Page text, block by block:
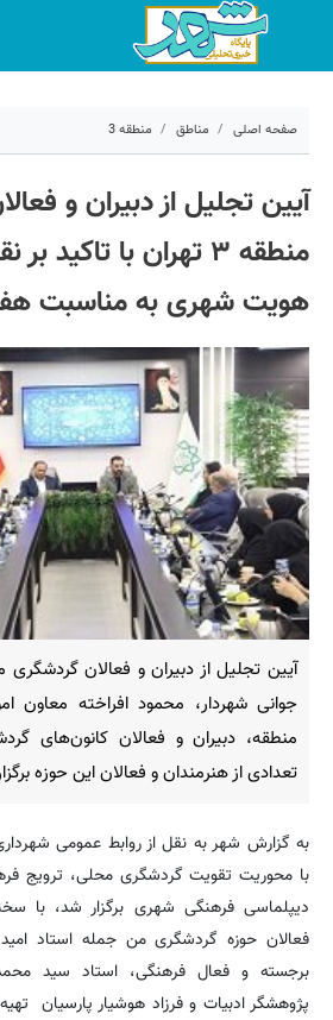
صفحه اصلی مناطق منطقه 3
آیین تجلیل از دبیران و
منطقه ۳ تهران با
هویت شهری به مناسبت
جوانی شهردار، محمود افراخته معاون
تعدادی از هنرمندان و فعالان این حوزه
با محوریت تقویت گردشگری محلی، ترویج
دیپلماسی فرهنگی شهری برگزار شد، با
فعالان حوزه گردشگری من جمله استاد
برجسته و فعال فرهنگی، استاد سید
پژوهشگر ادبیات و فرزاد هوشیار پارسیان